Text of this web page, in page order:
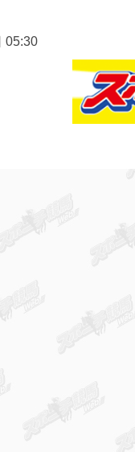
05:30